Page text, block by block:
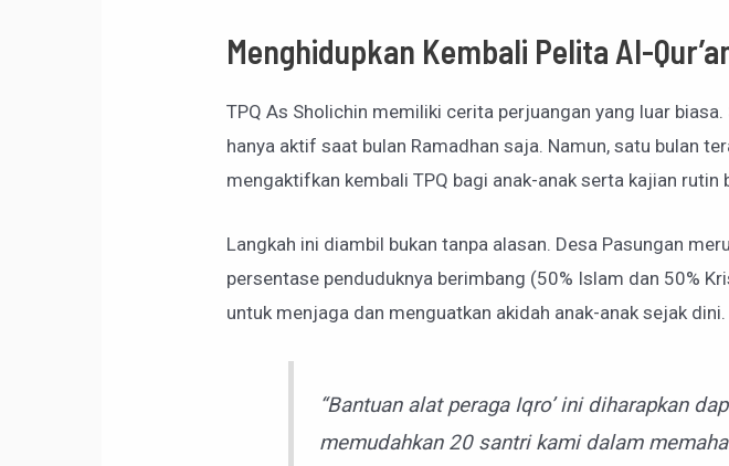
Menghidupkan Kembali Pelita Al-
TPQ As Sholichin memiliki cerita perjuangan yang luar
hanya aktif saat bulan Ramadhan saja. Namun, satu bulan
mengaktifkan kembali TPQ bagi anak-anak serta kajian rutin
Langkah ini diambil bukan tanpa alasan. Desa Pasungan
persentase penduduknya berimbang (50% Islam dan 50%
untuk menjaga dan menguatkan akidah anak-anak sejak dini.
“Bantuan alat peraga Iqro’ ini diharapkan
memudahkan 20 santri kami dalam